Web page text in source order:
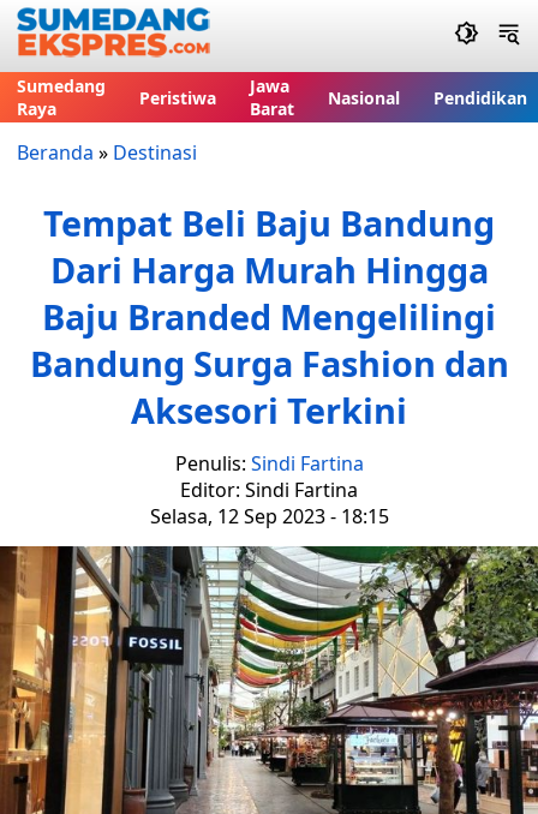
Sumedang
Raya
Peristiwa
Jawa
Barat
Nasional Pendidikan
Beranda » Destinasi
Tempat Beli Baju Bandung
Dari Harga Murah Hingga
Baju Branded Mengelilingi
Bandung Surga Fashion dan
Aksesori Terkini
Penulis: Sindi Fartina
Editor: Sindi Fartina
Selasa, 12 Sep 2023 - 18:15